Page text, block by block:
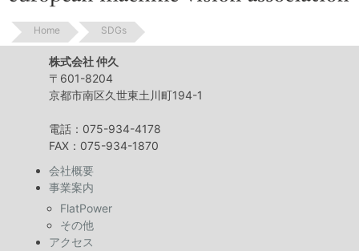
Home SDGs
株式会社 仲久
〒601-8204
京都市南区久世東土川町194-1
電話：075-934-4178
FAX：075-934-1870
会社概要
事業案内
FlatPower
その他
アクセス